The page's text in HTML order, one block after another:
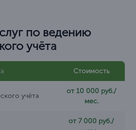
по ведению
учёта
Стоимость
учёта
от 10 000 руб./
мес.
от 7 000 руб./